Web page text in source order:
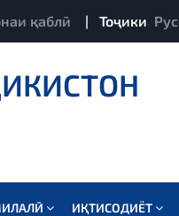
қаблӣ | Тоҷики
ИҚТИСОДИЁТ